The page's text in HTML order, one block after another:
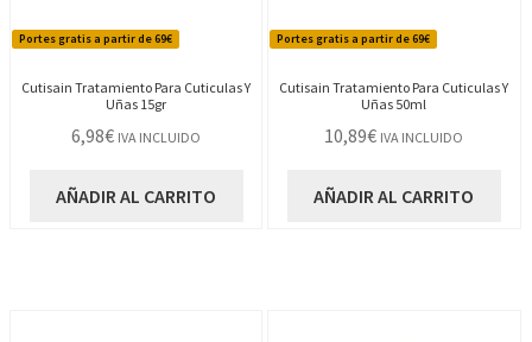
Portes gratis a partir de 69€
Cutisain Tratamiento Para Cuticulas Y
Uñas 15gr
6,98€ IVA INCLUIDO
AÑADIR AL CARRITO
Portes gratis a partir de 69€
Cutisain Tratamiento Para Cuticulas Y
Uñas 50ml
10,89€ IVA INCLUIDO
AÑADIR AL CARRITO